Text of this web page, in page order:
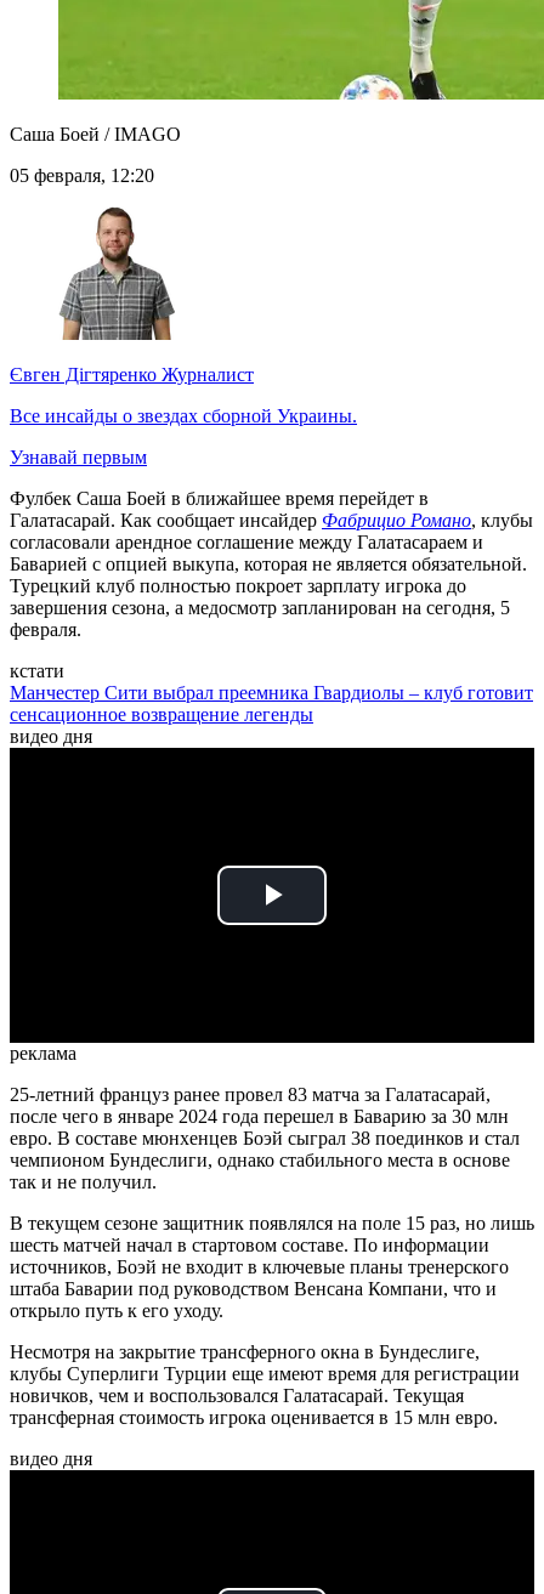
Саша Боей / IMAGO
05 февраля, 12:20
Євген Дігтяренко Журналист
Все инсайды о звездах сборной Украины.
Узнавай первым
Фулбек Саша Боей в ближайшее время перейдет в
Галатасарай. Как сообщает инсайдер Фабрицио Романо, клубы
согласовали арендное соглашение между Галатасараем и
Баварией с опцией выкупа, которая не является обязательной.
Турецкий клуб полностью покроет зарплату игрока до
завершения сезона, а медосмотр запланирован на сегодня, 5
февраля.
кстати
Манчестер Сити выбрал преемника Гвардиолы – клуб готовит
сенсационное возвращение легенды
видео дня
Play
реклама
25-летний француз ранее провел 83 матча за Галатасарай,
после чего в январе 2024 года перешел в Баварию за 30 млн
евро. В составе мюнхенцев Боэй сыграл 38 поединков и стал
чемпионом Бундеслиги, однако стабильного места в основе
так и не получил.
В текущем сезоне защитник появлялся на поле 15 раз, но лишь
шесть матчей начал в стартовом составе. По информации
источников, Боэй не входит в ключевые планы тренерского
штаба Баварии под руководством Венсана Компани, что и
открыло путь к его уходу.
Несмотря на закрытие трансферного окна в Бундеслиге,
клубы Суперлиги Турции еще имеют время для регистрации
новичков, чем и воспользовался Галатасарай. Текущая
трансферная стоимость игрока оценивается в 15 млн евро.
видео дня